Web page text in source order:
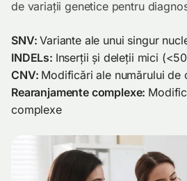
de variații genetice pentru
SNV:Variante ale unui singur
INDELs: Inserții și deleții mici
CNV: Modificări ale numărului
Rearanjamente complexe:
complexe